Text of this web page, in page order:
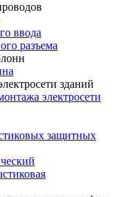
ввода
разъема
зданий
электросети
защитных